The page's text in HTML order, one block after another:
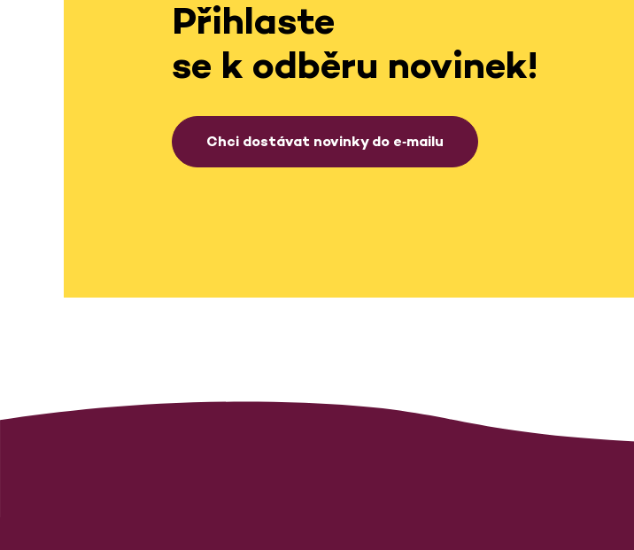
Přihlaste
se k odběru novinek!
Chci dostávat novinky do e‑mailu